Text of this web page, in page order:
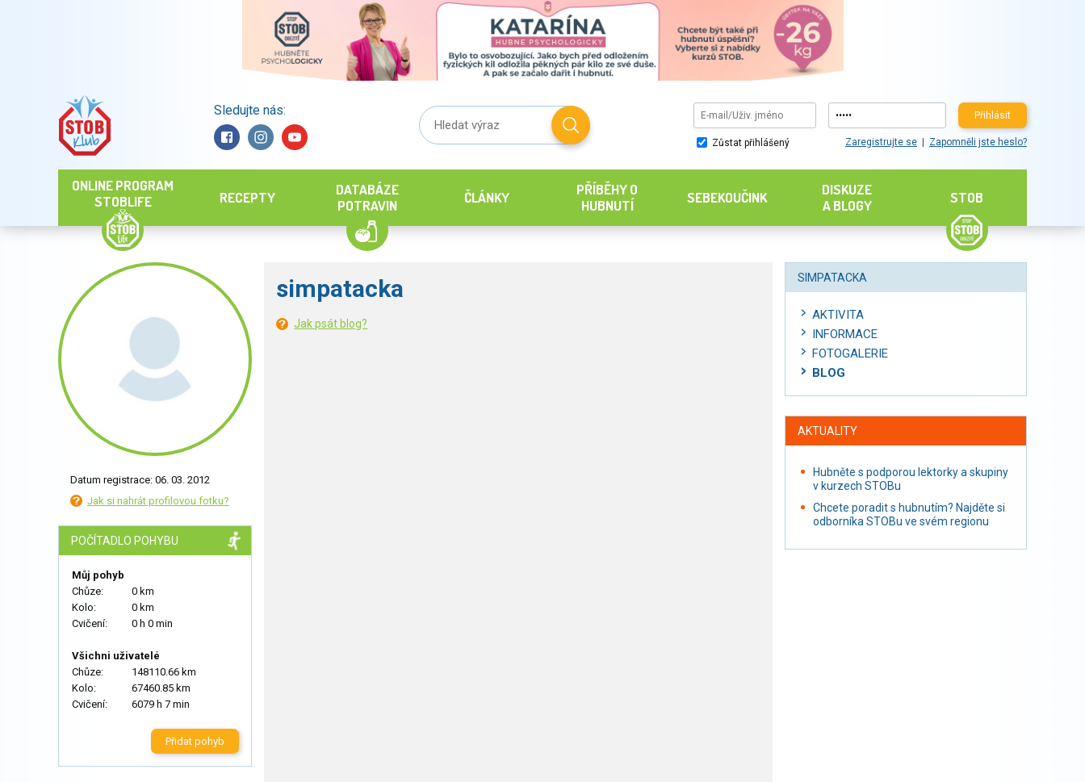
Sledujte nás: Přihlásit
Zůstat přihlášený Zaregistrujte se Zapomněli jste heslo?
ONLINE PROGRAM
STOBLIFE
RECEPTY
DATABÁZE
POTRAVIN
ČLÁNKY
PŘÍBĚHY O
HUBNUTÍ
SEBEKOUČINK
DISKUZE
A BLOGY
STOB
Datum registrace: 06. 03. 2012
Jak si nahrát profilovou fotku?
POČÍTADLO POHYBU
Můj pohyb
Chůze:
0 km
Kolo:
0 km
Cvičení:
0 h 0 min
Všichni uživatelé
Chůze:
148110.66 km
Kolo:
67460.85 km
Cvičení:
6079 h 7 min
Přidat pohyb
simpatacka
Jak psát blog?
SIMPATACKA
AKTIVITA
INFORMACE
FOTOGALERIE
BLOG
AKTUALITY
Hubněte s podporou lektorky a skupiny
v kurzech STOBu
Chcete poradit s hubnutím? Najděte si
odborníka STOBu ve svém regionu